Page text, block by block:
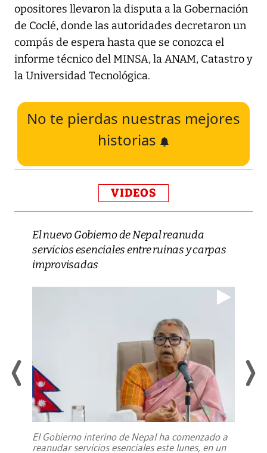
opositores llevaron la disputa a la Gobernación
de Coclé, donde las autoridades decretaron un
compás de espera hasta que se conozca el
informe técnico del MINSA, la ANAM, Catastro y
la Universidad Tecnológica.
No te pierdas nuestras mejores
historias
VIDEOS
El nuevo Gobierno de Nepal reanuda
servicios esenciales entre ruinas y carpas
improvisadas
El Gobierno interino de Nepal ha comenzado a
reanudar servicios esenciales este lunes, en un